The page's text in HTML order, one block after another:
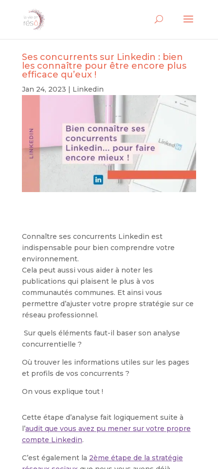
Ses concurrents sur Linkedin : bien
les connaître pour être encore plus
efficace qu’eux !
Jan 24, 2023 | Linkedin
Connaître ses concurrents Linkedin est
indispensable pour bien comprendre votre
environnement.
Cela peut aussi vous aider à noter les
publications qui plaisent le plus à vos
communautés communes. Et ainsi vous
permettre d’ajuster votre propre stratégie sur ce
réseau professionnel.
Sur quels éléments faut-il baser son analyse
concurrentielle ?
Où trouver les informations utiles sur les pages
et profils de vos concurrents ?
On vous explique tout !
Cette étape d’analyse fait logiquement suite à
l’audit que vous avez pu mener sur votre propre
compte Linkedin.
C’est également la 2ème étape de la stratégie